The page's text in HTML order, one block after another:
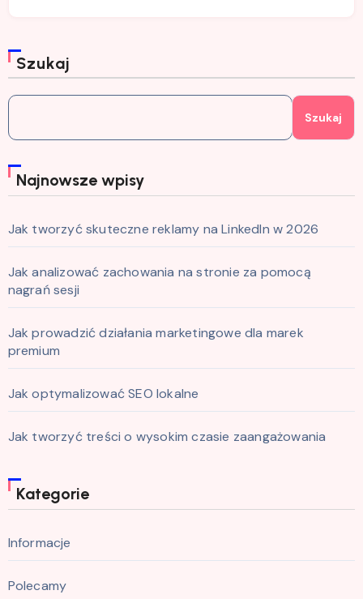
Szukaj
Szukaj
Najnowsze wpisy
Jak tworzyć skuteczne reklamy na LinkedIn w 2026
Jak analizować zachowania na stronie za pomocą
nagrań sesji
Jak prowadzić działania marketingowe dla marek
premium
Jak optymalizować SEO lokalne
Jak tworzyć treści o wysokim czasie zaangażowania
Kategorie
Informacje
Polecamy